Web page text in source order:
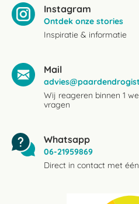
Instagram
Ontdek onze stories
Inspiratie & informatie
Mail
Wij reageren binnen 1
vragen
Whatsapp
06-21959869
Direct in contact met